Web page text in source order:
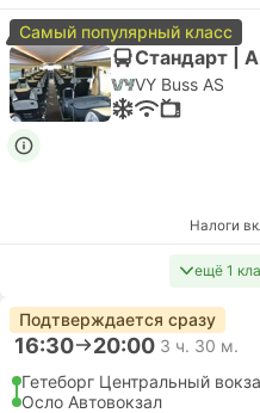
Самый популярный класс
Стандарт |
VY Buss AS
Налоги
ещё 1
Подтверждается сразу
16:30 20:00 3 ч. 30 м.
Гетеборг Центральный
Осло Автовокзал